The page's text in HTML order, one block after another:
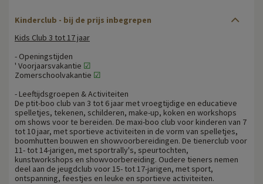
Kinderclub - bij de prijs inbegrepen
Kids Club 3 tot 17 jaar
- Openingstijden
' Voorjaarsvakantie ☑
Zomerschoolvakantie ☑
- Leeftijdsgroepen & Activiteiten
De ptit-boo club van 3 tot 6 jaar met vroegtijdige en educatieve
spelletjes, tekenen, schilderen, make-up, koken en workshops
om shows voor te bereiden. De maxi-boo club voor kinderen van 7
tot 10 jaar, met sportieve activiteiten in de vorm van spelletjes,
boomhutten bouwen en showvoorbereidingen. De tienerclub voor
11- tot 14-jarigen, met sportrally's, speurtochten,
kunstworkshops en showvoorbereiding. Oudere tieners nemen
deel aan de jeugdclub voor 15- tot 17-jarigen, met sport,
ontspanning, feestjes en leuke en sportieve activiteiten.